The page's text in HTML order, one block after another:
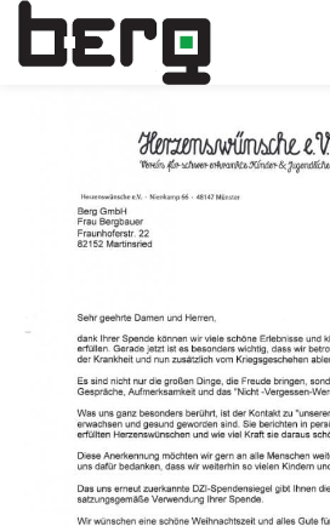
Herzenswünsche